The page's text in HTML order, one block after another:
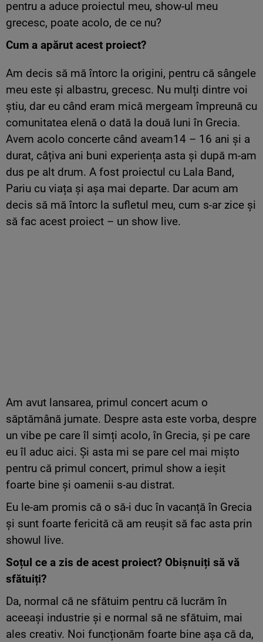
pentru a aduce proiectul meu, show-ul meu
grecesc, poate acolo, de ce nu?
Cum a apărut acest proiect?
Am decis să mă întorc la origini, pentru că sângele
meu este și albastru, grecesc. Nu mulți dintre voi
știu, dar eu când eram mică mergeam împreună cu
comunitatea elenă o dată la două luni în Grecia.
Avem acolo concerte când aveam14 – 16 ani și a
durat, câțiva ani buni experiența asta și după m-am
dus pe alt drum. A fost proiectul cu Lala Band,
Pariu cu viața și așa mai departe. Dar acum am
decis să mă întorc la sufletul meu, cum s-ar zice și
să fac acest proiect – un show live.
Am avut lansarea, primul concert acum o
săptămână jumate. Despre asta este vorba, despre
un vibe pe care îl simți acolo, în Grecia, și pe care
eu îl aduc aici. Și asta mi se pare cel mai mișto
pentru că primul concert, primul show a ieșit
foarte bine și oamenii s-au distrat.
Eu le-am promis că o să-i duc în vacanță în Grecia
și sunt foarte fericită că am reușit să fac asta prin
showul live.
Soțul ce a zis de acest proiect? Obișnuiți să vă
sfătuiți?
Da, normal că ne sfătuim pentru că lucrăm în
aceeași industrie și e normal să ne sfătuim, mai
ales creativ. Noi funcționăm foarte bine așa că da,